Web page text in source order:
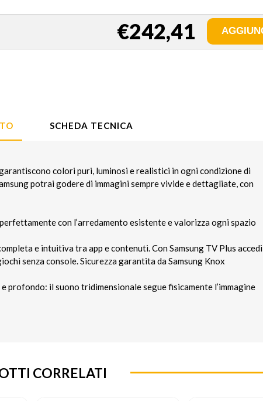
€242,41
SCHEDA TECNICA
colori puri, luminosi e realistici in ogni condizione di
potrai godere di immagini sempre vivide e dettagliate, con
con l’arredamento esistente e valorizza ogni spazio
e intuitiva tra app e contenuti. Con Samsung TV Plus accedi
senza console. Sicurezza garantita da Samsung Knox
profondo: il suono tridimensionale segue fisicamente l’immagine
CORRELATI